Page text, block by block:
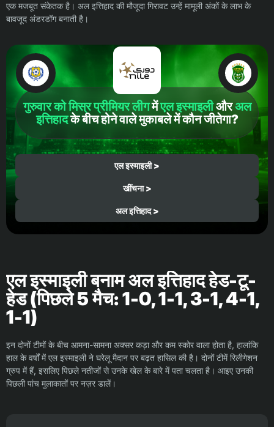
एक मजबूत संकेतक है। अल इत्तिहाद की मौजूदा गिरावट उन्हें मामूली अंकों के लाभ के
बावजूद अंडरडॉग बनाती है।
गुरुवार को मिस्र प्रीमियर लीगमेंएल इस्माइलीऔरअल
इत्तिहादके बीच होने वाले मुकाबले में कौन जीतेगा?
एल इस्माइली >
खींचना >
अल इत्तिहाद >
एल इस्माइली बनाम अल इत्तिहाद हेड-टू-
हेड (पिछले 5 मैच: 1-0, 1-1, 3-1, 4-1,
1-1)
इन दोनों टीमों के बीच आमना-सामना अक्सर कड़ा और कम स्कोर वाला होता है, हालांकि
हाल के वर्षों में एल इस्माइली ने घरेलू मैदान पर बढ़त हासिल की है। दोनों टीमें रिलीगेशन
ग्रुप में हैं, इसलिए पिछले नतीजों से उनके खेल के बारे में पता चलता है। आइए उनकी
पिछली पांच मुलाकातों पर नज़र डालें।